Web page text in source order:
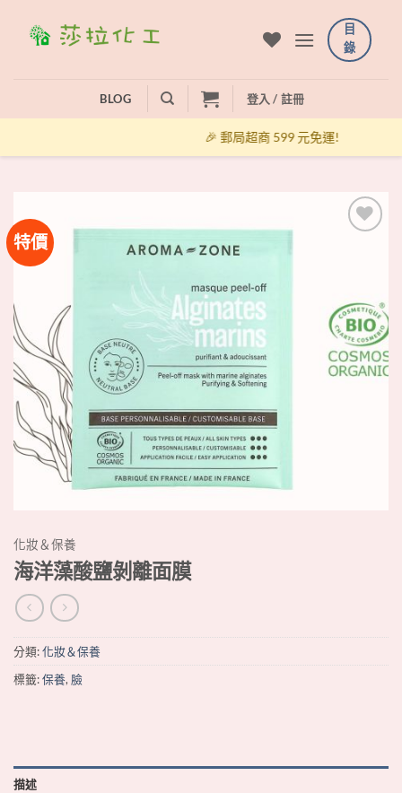
目
錄
BLOG 登入 / 註冊
🎉 郵局超商 599 元免運!
特價
化妝＆保養
海洋藻酸鹽剝離面膜
分類:化妝＆保養
標籤:保養, 臉
描述